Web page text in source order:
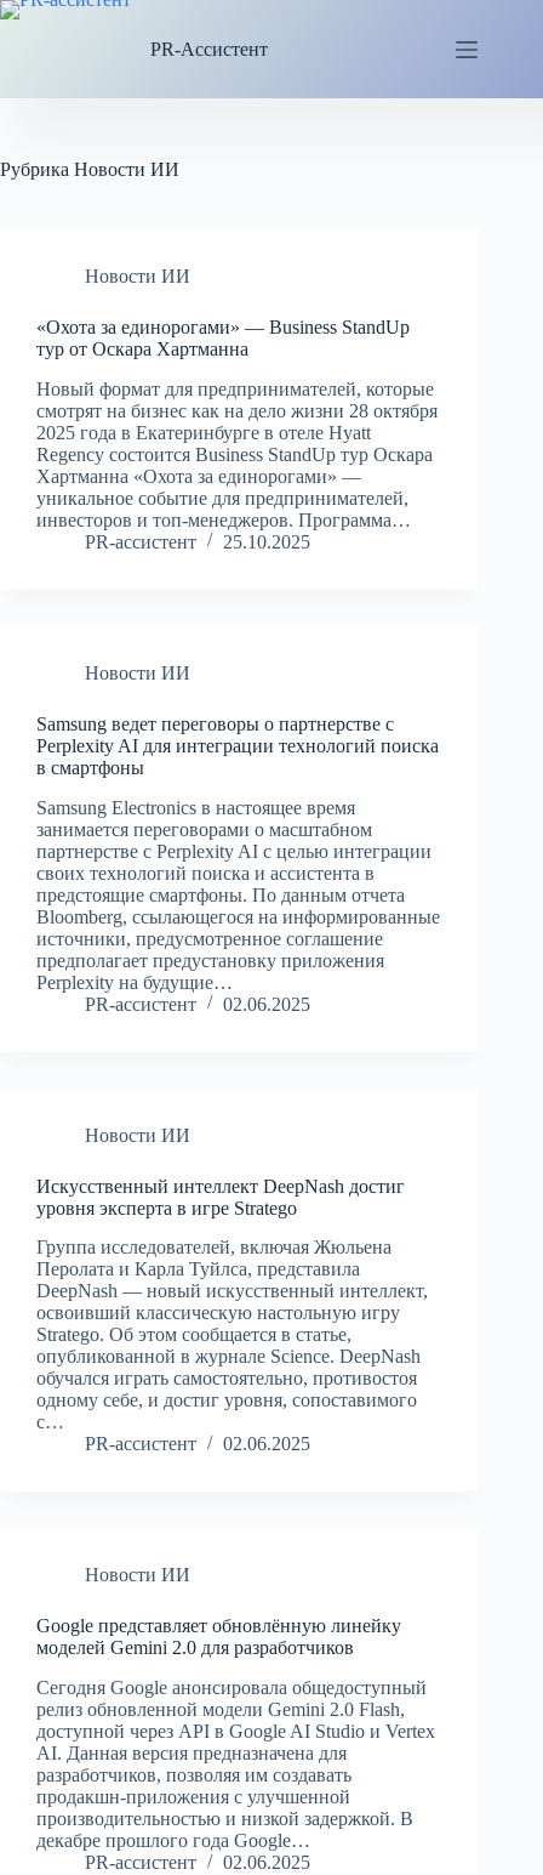
Перейти
PR-Ассистент
Рубрика Новости ИИ
Новости ИИ
«Охота за единорогами» — Business StandUp
тур от Оскара Хартманна
Новый формат для предпринимателей, которые
смотрят на бизнес как на дело жизни 28 октября
2025 года в Екатеринбурге в отеле Hyatt
Regency состоится Business StandUp тур Оскара
Хартманна «Охота за единорогами» —
уникальное событие для предпринимателей,
инвесторов и топ-менеджеров. Программа…
PR-ассистент
25.10.2025
Новости ИИ
Samsung ведет переговоры о партнерстве с
Perplexity AI для интеграции технологий поиска
в смартфоны
Samsung Electronics в настоящее время
занимается переговорами о масштабном
партнерстве с Perplexity AI с целью интеграции
своих технологий поиска и ассистента в
предстоящие смартфоны. По данным отчета
Bloomberg, ссылающегося на информированные
источники, предусмотренное соглашение
предполагает предустановку приложения
Perplexity на будущие…
PR-ассистент
02.06.2025
Новости ИИ
Искусственный интеллект DeepNash достиг
уровня эксперта в игре Stratego
Группа исследователей, включая Жюльена
Перолата и Карла Туйлса, представила
DeepNash — новый искусственный интеллект,
освоивший классическую настольную игру
Stratego. Об этом сообщается в статье,
опубликованной в журнале Science. DeepNash
обучался играть самостоятельно, противостоя
одному себе, и достиг уровня, сопоставимого
с…
PR-ассистент
02.06.2025
Новости ИИ
Google представляет обновлённую линейку
моделей Gemini 2.0 для разработчиков
Сегодня Google анонсировала общедоступный
релиз обновленной модели Gemini 2.0 Flash,
доступной через API в Google AI Studio и Vertex
AI. Данная версия предназначена для
разработчиков, позволяя им создавать
продакшн-приложения с улучшенной
производительностью и низкой задержкой. В
декабре прошлого года Google…
PR-ассистент
02.06.2025